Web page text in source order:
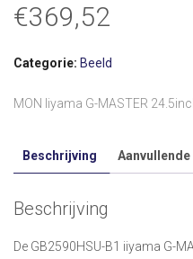
€369,52
Categorie: Beeld
MON Iiyama G-MASTER
Beschrijving
Beschrijving
De GB2590HSU-B1 iiyama G-